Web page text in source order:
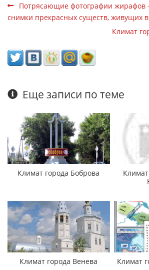
Потрясающие фотографии жирафов
снимки прекрасных существ, живущих
Климат
Еще записи по теме
Климат города Боброва
Климат города Венева Климат